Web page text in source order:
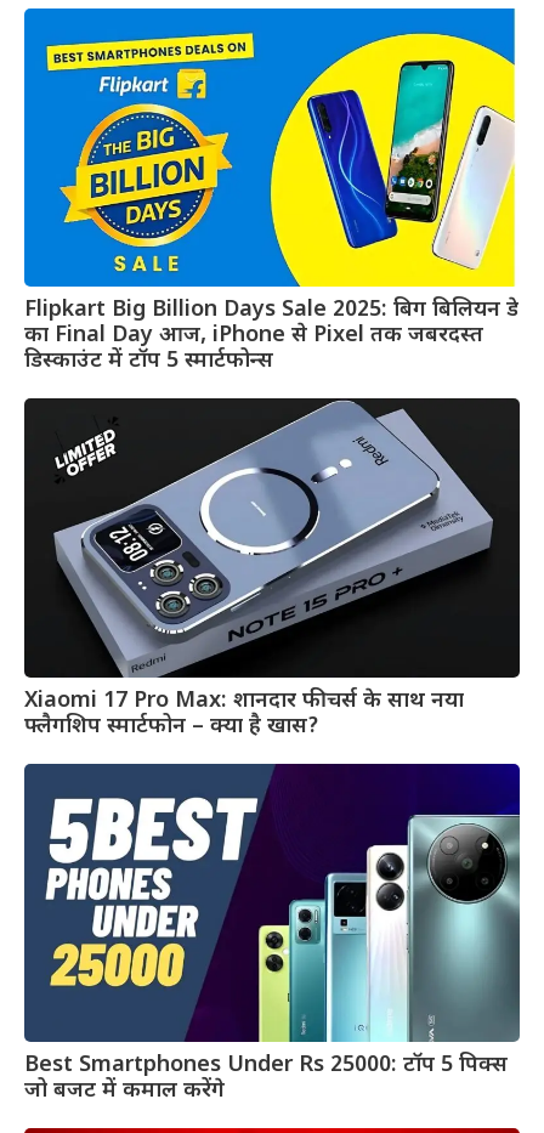
Flipkart Big Billion Days Sale 2025: बिग बिलियन डे
का Final Day आज, iPhone से Pixel तक जबरदस्त
डिस्काउंट में टॉप 5 स्मार्टफोन्स
Xiaomi 17 Pro Max: शानदार फीचर्स के साथ नया
फ्लैगशिप स्मार्टफोन – क्या है खास?
Best Smartphones Under Rs 25000: टॉप 5 पिक्स
जो बजट में कमाल करेंगे